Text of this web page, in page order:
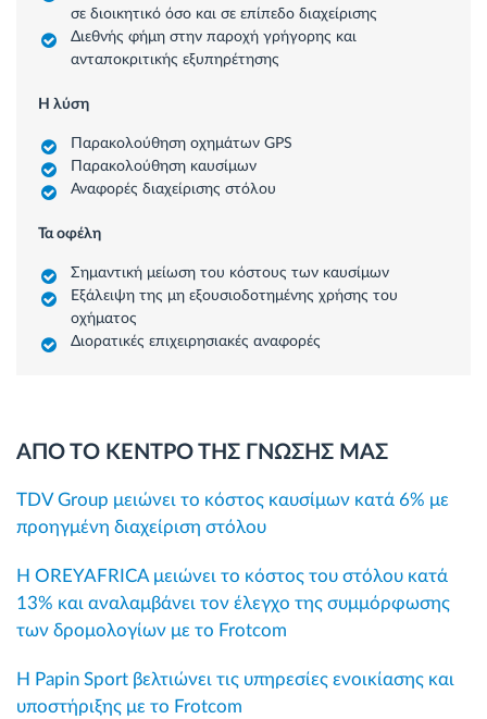
σε διοικητικό όσο και σε επίπεδο διαχείρισης
Διεθνής φήμη στην παροχή γρήγορης και
ανταποκριτικής εξυπηρέτησης
Η λύση
Παρακολούθηση οχημάτων GPS
Παρακολούθηση καυσίμων
Αναφορές διαχείρισης στόλου
Τα οφέλη
Σημαντική μείωση του κόστους των καυσίμων
Εξάλειψη της μη εξουσιοδοτημένης χρήσης του
οχήματος
Διορατικές επιχειρησιακές αναφορές
ΑΠΟ ΤΟ ΚΕΝΤΡΟ ΤΗΣ ΓΝΩΣΗΣ ΜΑΣ
TDV Group μειώνει το κόστος καυσίμων κατά 6% με
προηγμένη διαχείριση στόλου
Η OREYAFRICA μειώνει το κόστος του στόλου κατά
13% και αναλαμβάνει τον έλεγχο της συμμόρφωσης
των δρομολογίων με το Frotcom
Η Papin Sport βελτιώνει τις υπηρεσίες ενοικίασης και
υποστήριξης με το Frotcom